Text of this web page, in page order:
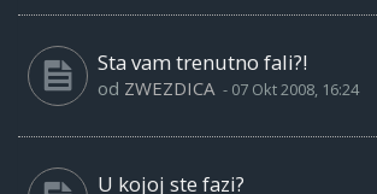
Sta vam trenutno fali?!
od ZWEZDICA - 07 Okt 2008, 16:24
U kojoj ste fazi?